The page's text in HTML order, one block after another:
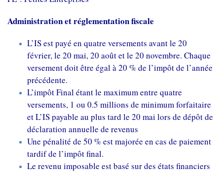
Administration et réglementation fiscale
L’IS est payé en quatre versements avant le 20
février, le 20 mai, 20 août et le 20 novembre. Chaque
versement doit être égal à 20 % de l’impôt de l’année
précédente.
L’impôt Final étant le maximum entre quatre
versements, 1 ou 0.5 millions de minimum forfaitaire
et L’IS payable au plus tard le 20 mai lors de dépôt de
déclaration annuelle de revenus
Une pénalité de 50 % est majorée en cas de paiement
tardif de l’impôt final.
Le revenu imposable est basé sur des états financiers